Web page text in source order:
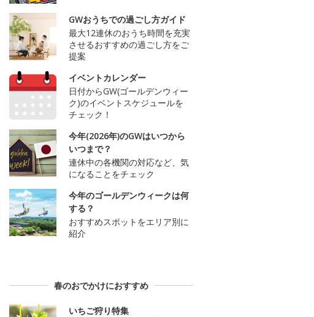
GWおうちでの過ごし方ガイド
最大12連休のおうち時間を充実
させるおすすめの過ごし方をご
提案
イベントカレンダー
日付からGW(ゴールデンウィー
ク)のイベントスケジュールを
チェック！
今年(2026年)のGWはいつから
いつまで？
連休中の各機関の対応など、気
になることをチェック
今年のゴールデンウィークは何
する？
おすすめスポットをエリア別に
紹介
春のおでかけにおすすめ
いちご狩り特集